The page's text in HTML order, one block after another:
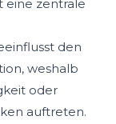
eine zentrale
den
weshalb
oder
auftreten.